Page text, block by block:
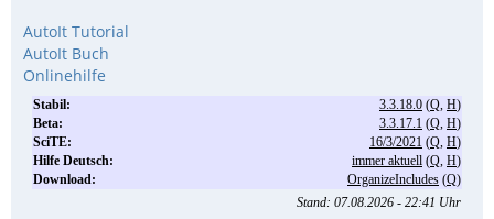
AutoIt Tutorial
AutoIt Buch
Onlinehilfe